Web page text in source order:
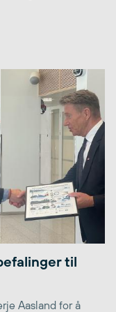
til
Aasland for å